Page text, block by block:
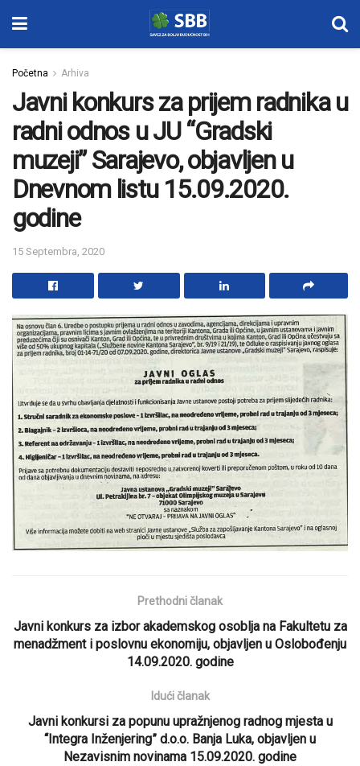
Početna Arhiva
Javni konkurs za prijem radnika u
radni odnos u JU “Gradski
muzeji” Sarajevo, objavljen u
Dnevnom listu 15.09.2020.
godine
15 Septembra, 2020
Prethodni članak
Javni konkurs za izbor akademskog osoblja na Fakultetu za
menadžment i poslovnu ekonomiju, objavljen u Oslobođenju
14.09.2020. godine
Idući članak
Javni konkursi za popunu upražnjenog radnog mjesta u
“Integra Inženjering” d.o.o. Banja Luka, objavljen u
Nezavisnim novinama 15.09.2020. godine